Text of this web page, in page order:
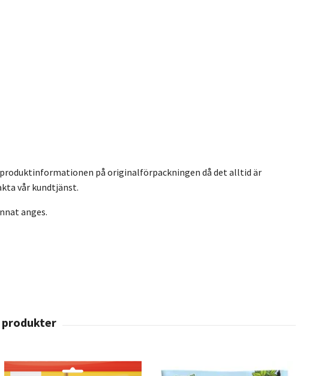
på originalförpackningen då det alltid är
vår kundtjänst.
anges.